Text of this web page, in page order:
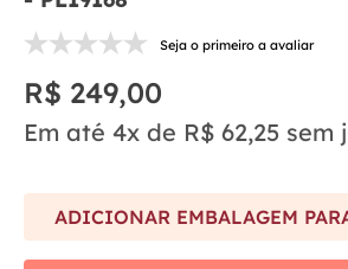
Seja o primeiro a avaliar
R$ 249,00
Em até 4x de R$ 62,25 sem
ADICIONAR EMBALAGEM